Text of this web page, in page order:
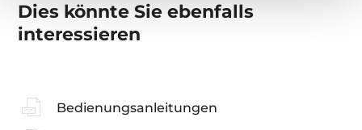
Dies könnte Sie ebenfalls
interessieren
Bedienungsanleitungen